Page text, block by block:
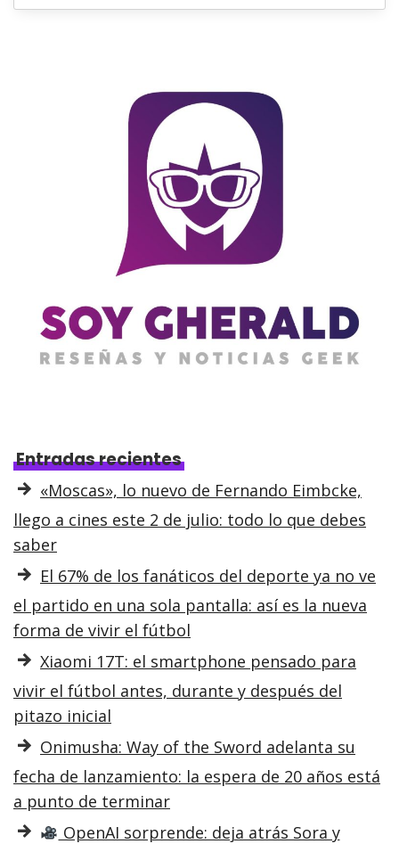
c
Entradas recientes
«Moscas», lo nuevo de Fernando Eimbcke,
llego a cines este 2 de julio: todo lo que debes
saber
El 67% de los fanáticos del deporte ya no ve
el partido en una sola pantalla: así es la nueva
forma de vivir el fútbol
Xiaomi 17T: el smartphone pensado para
vivir el fútbol antes, durante y después del
pitazo inicial
Onimusha: Way of the Sword adelanta su
fecha de lanzamiento: la espera de 20 años está
a punto de terminar
OpenAI sorprende: deja atrás Sora y